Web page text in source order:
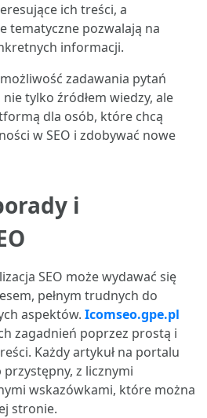
ich treści, a
tematyczne pozwalają na
informacji.
zadawania pytań
tylko źródłem wiedzy, ale
dla osób, które chcą
w SEO i zdobywać nowe
i
SEO może wydawać się
pełnym trudnych do
aspektów. Icomseo.gpe.pl
zagadnień poprzez prostą i
Każdy artykuł na portalu
z licznymi
wskazówkami, które można
stronie.